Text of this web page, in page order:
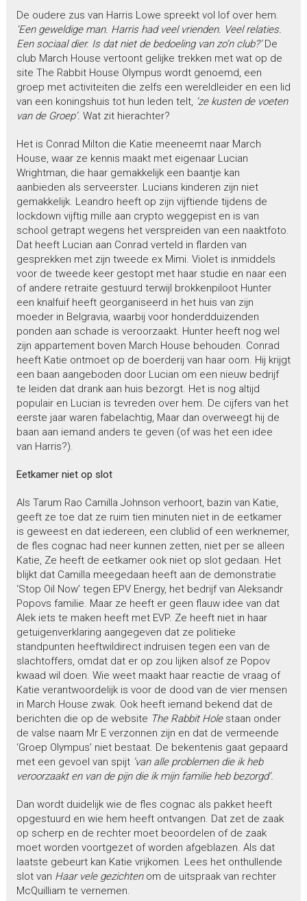
De oudere zus van Harris Lowe spreekt vol lof over hem.
‘Een geweldige man. Harris had veel vrienden. Veel relaties.
Een sociaal dier. Is dat niet de bedoeling van zo’n club?’De
club March House vertoont gelijke trekken met wat op de
site The Rabbit House Olympus wordt genoemd, een
groep met activiteiten die zelfs een wereldleider en een lid
van een koningshuis tot hun leden telt, ‘ze kusten de voeten
van de Groep’. Wat zit hierachter?
Het is Conrad Milton die Katie meeneemt naar March
House, waar ze kennis maakt met eigenaar Lucian
Wrightman, die haar gemakkelijk een baantje kan
aanbieden als serveerster. Lucians kinderen zijn niet
gemakkelijk. Leandro heeft op zijn vijftiende tijdens de
lockdown vijftig mille aan crypto weggepist en is van
school getrapt wegens het verspreiden van een naaktfoto.
Dat heeft Lucian aan Conrad verteld in flarden van
gesprekken met zijn tweede ex Mimi. Violet is inmiddels
voor de tweede keer gestopt met haar studie en naar een
of andere retraite gestuurd terwijl brokkenpiloot Hunter
een knalfuif heeft georganiseerd in het huis van zijn
moeder in Belgravia, waarbij voor honderdduizenden
ponden aan schade is veroorzaakt. Hunter heeft nog wel
zijn appartement boven March House behouden. Conrad
heeft Katie ontmoet op de boerderij van haar oom. Hij krijgt
een baan aangeboden door Lucian om een nieuw bedrijf
te leiden dat drank aan huis bezorgt. Het is nog altijd
populair en Lucian is tevreden over hem. De cijfers van het
eerste jaar waren fabelachtig, Maar dan overweegt hij de
baan aan iemand anders te geven (of was het een idee
van Harris?).
Eetkamer niet op slot
Als Tarum Rao Camilla Johnson verhoort, bazin van Katie,
geeft ze toe dat ze ruim tien minuten niet in de eetkamer
is geweest en dat iedereen, een clublid of een werknemer,
de fles cognac had neer kunnen zetten, niet per se alleen
Katie, Ze heeft de eetkamer ook niet op slot gedaan. Het
blijkt dat Camilla meegedaan heeft aan de demonstratie
‘Stop Oil Now’ tegen EPV Energy, het bedrijf van Aleksandr
Popovs familie. Maar ze heeft er geen flauw idee van dat
Alek iets te maken heeft met EVP. Ze heeft niet in haar
getuigenverklaring aangegeven dat ze politieke
standpunten heeftwildirect indruisen tegen een van de
slachtoffers, omdat dat er op zou lijken alsof ze Popov
kwaad wil doen. Wie weet maakt haar reactie de vraag of
Katie verantwoordelijk is voor de dood van de vier mensen
in March House zwak. Ook heeft iemand bekend dat de
berichten die op de website The Rabbit Holestaan onder
de valse naam Mr E verzonnen zijn en dat de vermeende
‘Groep Olympus’ niet bestaat. De bekentenis gaat gepaard
met een gevoel van spijt ‘van alle problemen die ik heb
veroorzaakt en van de pijn die ik mijn familie heb bezorgd’.
Dan wordt duidelijk wie de fles cognac als pakket heeft
opgestuurd en wie hem heeft ontvangen. Dat zet de zaak
op scherp en de rechter moet beoordelen of de zaak
moet worden voortgezet of worden afgeblazen. Als dat
laatste gebeurt kan Katie vrijkomen. Lees het onthullende
slot van Haar vele gezichtenom de uitspraak van rechter
McQuilliam te vernemen.